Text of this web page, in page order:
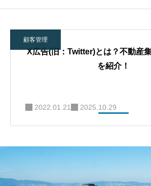
顧客管理
X広告(旧：Twitter)とは？不動産
を紹介！
2022.01.21 2025.10.29